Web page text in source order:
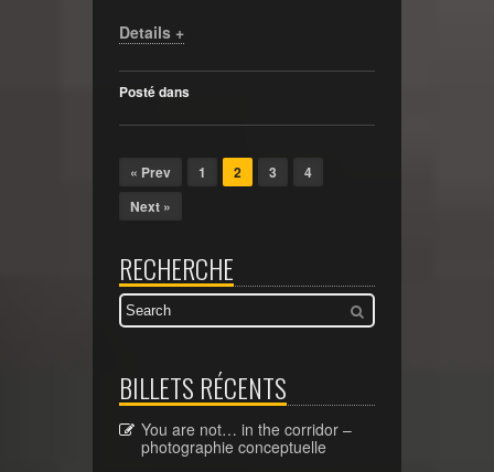
Details +
Posté dans
« Prev 1 2 3
4
Next »
RECHERCHE
BILLETS RÉCENTS
You are not… in the corridor –
photographie conceptuelle